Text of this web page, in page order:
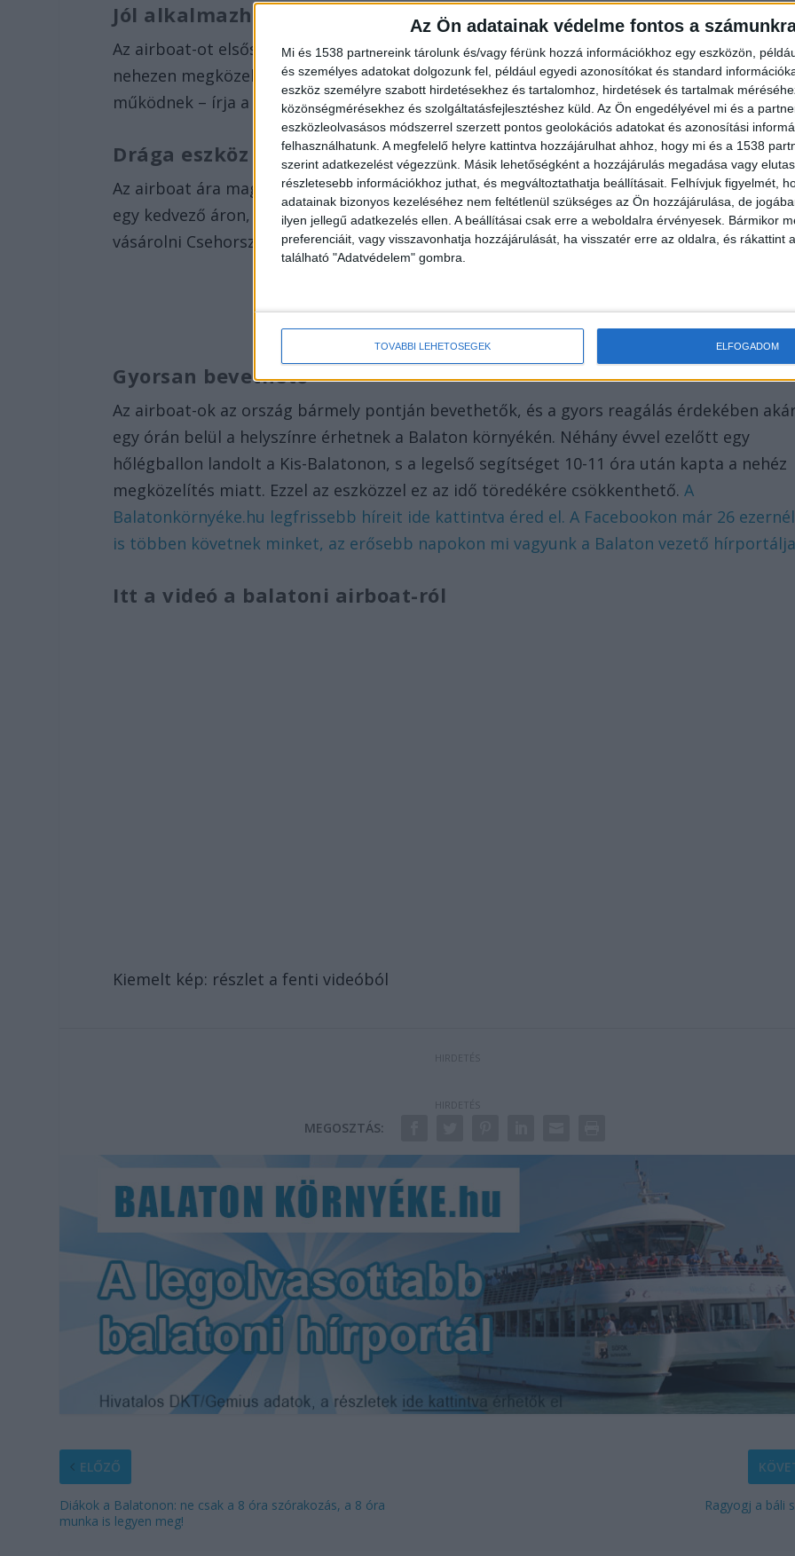
Az Ön adatainak védelme fontos a
Mi és 1538 partnereink tárolunk és/vagy férünk hozzá információkhoz egy eszközön,
és személyes adatokat dolgozunk fel, például egyedi azonosítókat és standard
eszköz személyre szabott hirdetésekhez és tartalomhoz, hirdetések és tartalmak
közönségmérésekhez és szolgáltatásfejlesztéshez küld. Az Ön engedélyével mi és a
eszközleolvasásos módszerrel szerzett pontos geolokációs adatokat és azonosítási
felhasználhatunk. A megfelelő helyre kattintva hozzájárulhat ahhoz, hogy mi és a 1538
szerint adatkezelést végezzünk. Másik lehetőségként a hozzájárulás megadása vagy
részletesebb információkhoz juthat, és megváltoztathatja beállításait. Felhívjuk figyelmét,
adatainak bizonyos kezeléséhez nem feltétlenül szükséges az Ön hozzájárulása, de
ilyen jellegű adatkezelés ellen. A beállításai csak erre a weboldalra érvényesek. Bármikor
preferenciáit, vagy visszavonhatja hozzájárulását, ha visszatér erre az oldalra, és rákattint
található "Adatvédelem" gombra.
TOVÁBBI LEHETŐSÉGEK ELFOGADOM
Jól alkalmazható
Az airboat-ot elsősorban személymentésre használják. A jármű rendkívül jól
nehezen megközelíthető, mocsaras vagy jeges területeken, ahol más eszközök nem
működnek – írja a
zaol.hu.
Drága eszköz
Az airboat ára magas, a jármű piaci értéke körülbelül 40 millió forint, ám aVízimentők
egy kedvező áron, mindössze 60 üzemórát futott, alig használt amerikai eszközt tudtak
vásárolni Csehországból.
Gyorsan bevethető
Az airboat-ok az ország bármely pontján bevethetők, és a gyors reagálás érdekében
egy órán belül a helyszínre érhetnek a Balaton környékén. Néhány évvel ezelőtt egy
hőlégballon landolt a Kis-Balatonon, s a legelső segítséget 10-11 óra után kapta a nehéz
megközelítés miatt. Ezzel az eszközzel ez az idő töredékére csökkenthető.A
Balatonkörnyéke.hu legfrissebb híreit ide kattintva éred el. A Facebookon már 26 ezernél
is többen követnek minket, az erősebb napokon mi vagyunk a Balaton vezető
Itt a videó a balatoni airboat-ról
Kiemelt kép: részlet a fenti videóból
MEGOSZTÁS:
ELŐZŐ
Diákok a Balatonon: ne csak a 8 óra szórakozás, a 8 óra
munka is legyen meg!
Ragyogj a báli